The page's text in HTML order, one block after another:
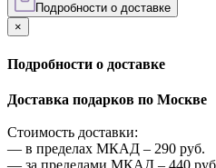
Подробности о доставке
×
Подробности о доставке
Доставка подарков по Москве
Стоимость доставки:
— в пределах МКАД – 290 руб.
— за пределами МКАД – 440